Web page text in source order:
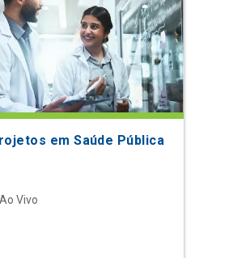
em Saúde Pública
Vivo